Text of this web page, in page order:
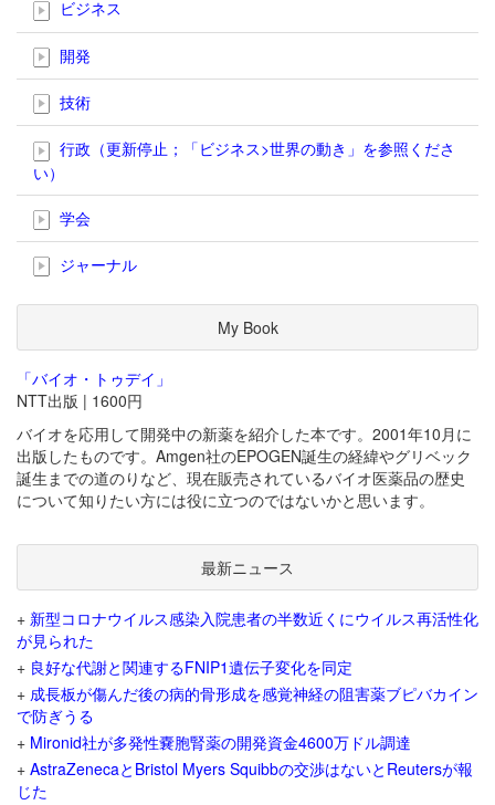
ビジネス
開発
技術
行政（更新停止；「ビジネス>世界の動き」を参照くださ
い）
学会
ジャーナル
My Book
「バイオ・トゥデイ」
NTT出版 | 1600円
バイオを応用して開発中の新薬を紹介した本です。2001年10月に
出版したものです。Amgen社のEPOGEN誕生の経緯やグリベック
誕生までの道のりなど、現在販売されているバイオ医薬品の歴史
について知りたい方には役に立つのではないかと思います。
最新ニュース
+ 新型コロナウイルス感染入院患者の半数近くにウイルス再活性化
が見られた
+ 良好な代謝と関連するFNIP1遺伝子変化を同定
+ 成長板が傷んだ後の病的骨形成を感覚神経の阻害薬ブピバカイン
で防ぎうる
+ Mironid社が多発性嚢胞腎薬の開発資金4600万ドル調達
+ AstraZenecaとBristol Myers Squibbの交渉はないとReutersが報
じた